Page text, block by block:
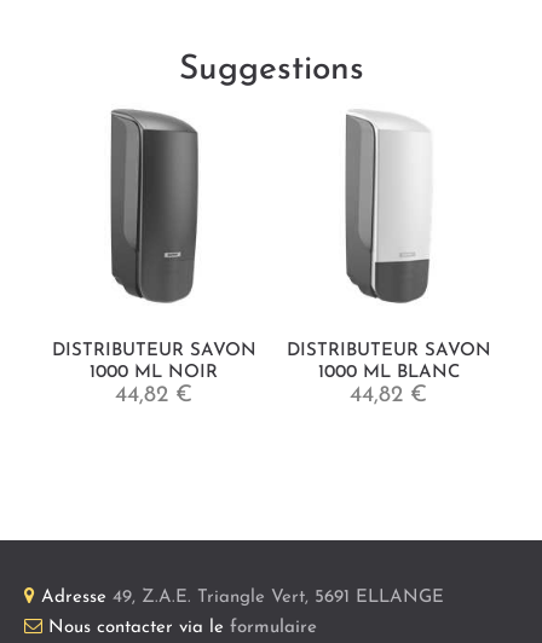
Suggestions
DISTRIBUTEUR SAVON
1000 ML NOIR
44,82 €
DISTRIBUTEUR SAVON
1000 ML BLANC
44,82 €
Adresse 49, Z.A.E. Triangle Vert, 5691 ELLANGE
Nous contacter via le formulaire